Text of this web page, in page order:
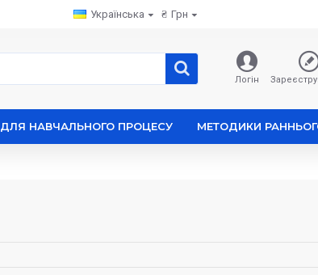
Українська ₴ Грн
Логін
ДЛЯ НАВЧАЛЬНОГО ПРОЦЕСУ МЕТОДИКИ